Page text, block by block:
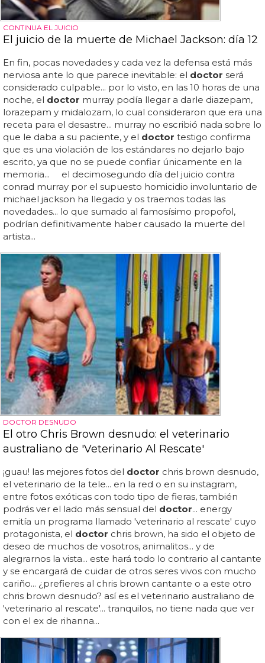
CONTINUA EL JUICIO
El juicio de la muerte de Michael Jackson: día 12
En fin, pocas novedades y cada vez la defensa está más
nerviosa ante lo que parece inevitable: el doctor será
considerado culpable... por lo visto, en las 10 horas de una
noche, el doctor murray podía llegar a darle diazepam,
lorazepam y midalozam, lo cual consideraron que era una
receta para el desastre... murray no escribió nada sobre lo
que le daba a su paciente, y el doctor testigo confirma
que es una violación de los estándares no dejarlo bajo
escrito, ya que no se puede confiar únicamente en la
memoria... el decimosegundo día del juicio contra
conrad murray por el supuesto homicidio involuntario de
michael jackson ha llegado y os traemos todas las
novedades... lo que sumado al famosísimo propofol,
podrían definitivamente haber causado la muerte del
artista...
DOCTOR DESNUDO
El otro Chris Brown desnudo: el veterinario
australiano de 'Veterinario Al Rescate'
¡guau! las mejores fotos del doctor chris brown desnudo,
el veterinario de la tele... en la red o en su instagram,
entre fotos exóticas con todo tipo de fieras, también
podrás ver el lado más sensual del doctor... energy
emitía un programa llamado 'veterinario al rescate' cuyo
protagonista, el doctor chris brown, ha sido el objeto de
deseo de muchos de vosotros, animalitos... y de
alegrarnos la vista... este hará todo lo contrario al cantante
y se encargará de cuidar de otros seres vivos con mucho
cariño... ¿prefieres al chris brown cantante o a este otro
chris brown desnudo? así es el veterinario australiano de
'veterinario al rescate'... tranquilos, no tiene nada que ver
con el ex de rihanna...